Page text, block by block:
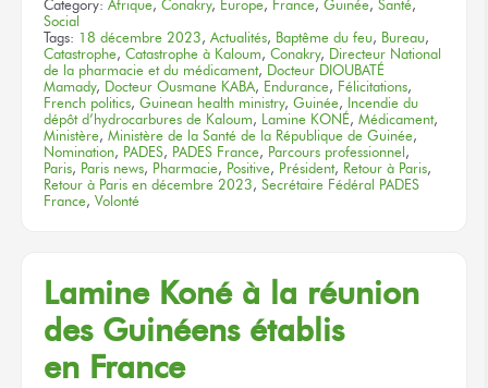
Category: Afrique, Conakry, Europe, France, Guinée, Santé,
Social
Tags: 18 décembre 2023, Actualités, Baptême du feu, Bureau,
Catastrophe, Catastrophe à Kaloum, Conakry, Directeur National
de la pharmacie et du médicament, Docteur DIOUBATÉ
Mamady, Docteur Ousmane KABA, Endurance, Félicitations,
French politics, Guinean health ministry, Guinée, Incendie du
dépôt d’hydrocarbures de Kaloum, Lamine KONÉ, Médicament,
Ministère, Ministère de la Santé de la République de Guinée,
Nomination, PADES, PADES France, Parcours professionnel ,
Paris, Paris news, Pharmacie, Positive, Président, Retour à Paris,
Retour à Paris en décembre 2023, Secrétaire Fédéral PADES
France, Volonté
Lamine Koné à la réunion
des Guinéens établis
en France